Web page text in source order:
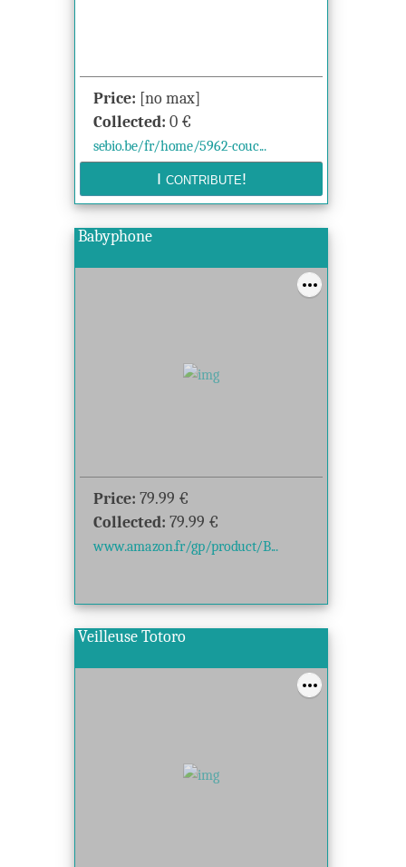
Price: [no max]
Collected: 0 €
sebio.be/fr/home/5962-couc...
Babyphone
Price: 79.99 €
Collected: 79.99 €
www.amazon.fr/gp/product/B...
Veilleuse Totoro